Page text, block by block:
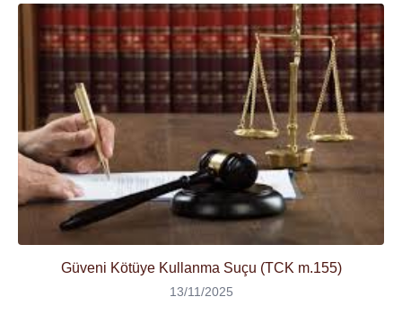
Güveni Kötüye Kullanma Suçu (TCK m.155)
13/11/2025